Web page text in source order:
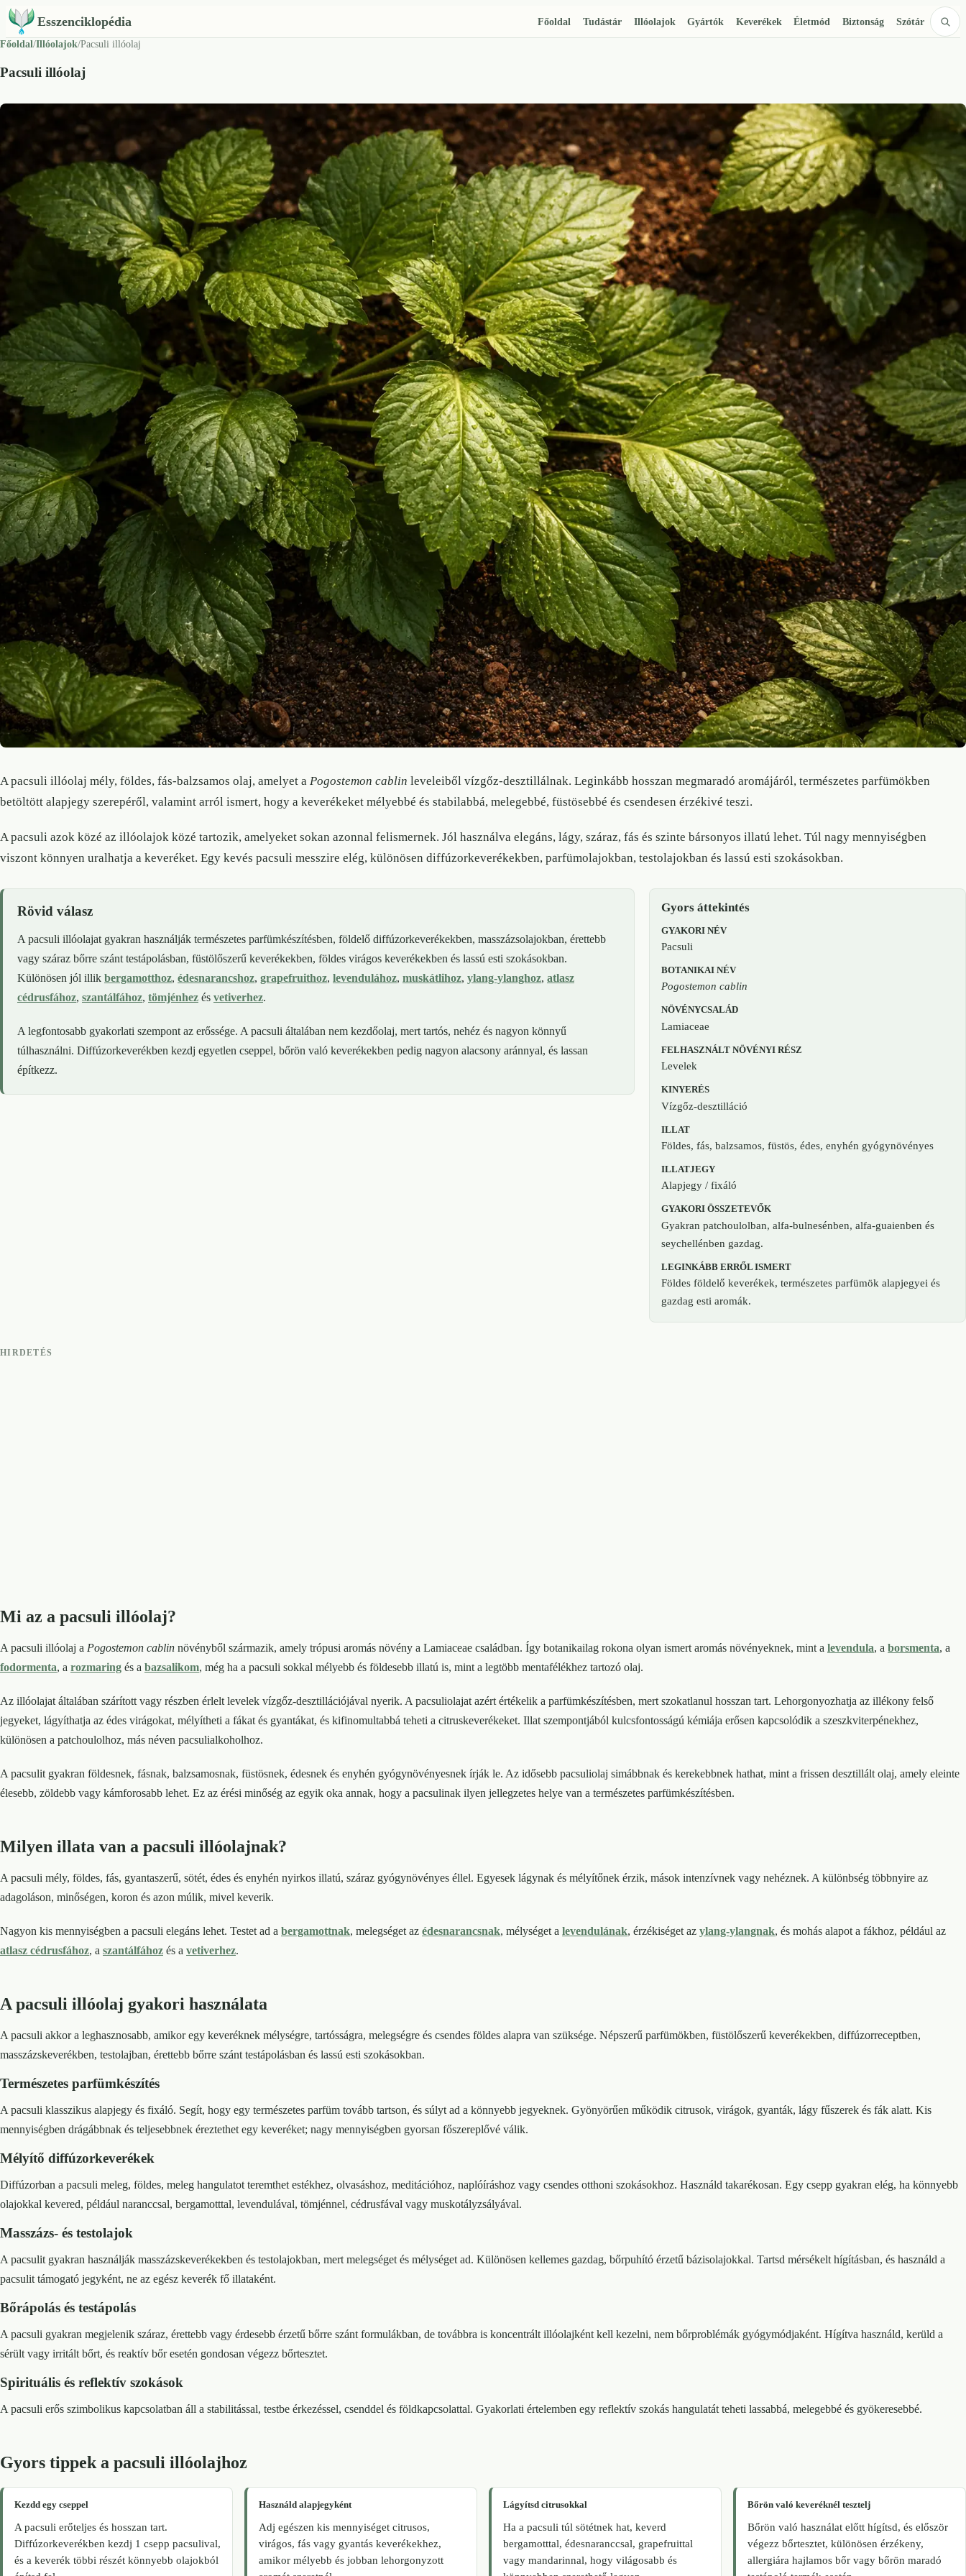
Esszenciklopédia Főoldal Tudástár Illóolajok Gyártók Keverékek Életmód Biztonság
Szótár
Főoldal/Illóolajok/Pacsuli illóolaj
Pacsuli illóolaj
A pacsuli illóolaj mély, földes, fás-balzsamos olaj, amelyet a Pogostemon cablin leveleiből vízgőz-desztillálnak. Leginkább hosszan megmaradó aromájáról, természetes parfümökben
betöltött alapjegy szerepéről, valamint arról ismert, hogy a keverékeket mélyebbé és stabilabbá, melegebbé, füstösebbé és csendesen érzékivé teszi.
A pacsuli azok közé az illóolajok közé tartozik, amelyeket sokan azonnal felismernek. Jól használva elegáns, lágy, száraz, fás és szinte bársonyos illatú lehet. Túl nagy mennyiségben
viszont könnyen uralhatja a keveréket. Egy kevés pacsuli messzire elég, különösen diffúzorkeverékekben, parfümolajokban, testolajokban és lassú esti szokásokban.
Rövid válasz
A pacsuli illóolajat gyakran használják természetes parfümkészítésben, földelő diffúzorkeverékekben, masszázsolajokban, érettebb
vagy száraz bőrre szánt testápolásban, füstölőszerű keverékekben, földes virágos keverékekben és lassú esti szokásokban.
Különösen jól illik bergamotthoz, édesnarancshoz, grapefruithoz, levendulához, muskátlihoz, ylang-ylanghoz, atlasz
cédrusfához, szantálfához, tömjénhez és vetiverhez.
A legfontosabb gyakorlati szempont az erőssége. A pacsuli általában nem kezdőolaj, mert tartós, nehéz és nagyon könnyű
túlhasználni. Diffúzorkeverékben kezdj egyetlen cseppel, bőrön való keverékekben pedig nagyon alacsony aránnyal, és lassan
építkezz.
Gyors áttekintés
GYAKORI NÉV
Pacsuli
BOTANIKAI NÉV
Pogostemon cablin
NÖVÉNYCSALÁD
Lamiaceae
FELHASZNÁLT NÖVÉNYI RÉSZ
Levelek
KINYERÉS
Vízgőz-desztilláció
ILLAT
Földes, fás, balzsamos, füstös, édes, enyhén gyógynövényes
ILLATJEGY
Alapjegy / fixáló
GYAKORI ÖSSZETEVŐK
Gyakran patchoulolban, alfa-bulnesénben, alfa-guaienben és
seychellénben gazdag.
LEGINKÁBB ERRŐL ISMERT
Földes földelő keverékek, természetes parfümök alapjegyei és
gazdag esti aromák.
HIRDETÉS
Mi az a pacsuli illóolaj?
A pacsuli illóolaj a Pogostemon cablin növényből származik, amely trópusi aromás növény a Lamiaceae családban. Így botanikailag rokona olyan ismert aromás növényeknek, mint a levendula, a borsmenta, a
fodormenta, a rozmaring és a bazsalikom, még ha a pacsuli sokkal mélyebb és földesebb illatú is, mint a legtöbb mentafélékhez tartozó olaj.
Az illóolajat általában szárított vagy részben érlelt levelek vízgőz-desztillációjával nyerik. A pacsuliolajat azért értékelik a parfümkészítésben, mert szokatlanul hosszan tart. Lehorgonyozhatja az illékony felső
jegyeket, lágyíthatja az édes virágokat, mélyítheti a fákat és gyantákat, és kifinomultabbá teheti a citruskeverékeket. Illat szempontjából kulcsfontosságú kémiája erősen kapcsolódik a szeszkviterpénekhez,
különösen a patchoulolhoz, más néven pacsulialkoholhoz.
A pacsulit gyakran földesnek, fásnak, balzsamosnak, füstösnek, édesnek és enyhén gyógynövényesnek írják le. Az idősebb pacsuliolaj simábbnak és kerekebbnek hathat, mint a frissen desztillált olaj, amely eleinte
élesebb, zöldebb vagy kámforosabb lehet. Ez az érési minőség az egyik oka annak, hogy a pacsulinak ilyen jellegzetes helye van a természetes parfümkészítésben.
Milyen illata van a pacsuli illóolajnak?
A pacsuli mély, földes, fás, gyantaszerű, sötét, édes és enyhén nyirkos illatú, száraz gyógynövényes éllel. Egyesek lágynak és mélyítőnek érzik, mások intenzívnek vagy nehéznek. A különbség többnyire az
adagoláson, minőségen, koron és azon múlik, mivel keverik.
Nagyon kis mennyiségben a pacsuli elegáns lehet. Testet ad a bergamottnak, melegséget az édesnarancsnak, mélységet a levendulának, érzékiséget az ylang-ylangnak, és mohás alapot a fákhoz, például az
atlasz cédrusfához, a szantálfához és a vetiverhez.
A pacsuli illóolaj gyakori használata
A pacsuli akkor a leghasznosabb, amikor egy keveréknek mélységre, tartósságra, melegségre és csendes földes alapra van szüksége. Népszerű parfümökben, füstölőszerű keverékekben, diffúzorreceptben,
masszázskeverékben, testolajban, érettebb bőrre szánt testápolásban és lassú esti szokásokban.
Természetes parfümkészítés
A pacsuli klasszikus alapjegy és fixáló. Segít, hogy egy természetes parfüm tovább tartson, és súlyt ad a könnyebb jegyeknek. Gyönyörűen működik citrusok, virágok, gyanták, lágy fűszerek és fák alatt. Kis
mennyiségben drágábbnak és teljesebbnek éreztethet egy keveréket; nagy mennyiségben gyorsan főszereplővé válik.
Mélyítő diffúzorkeverékek
Diffúzorban a pacsuli meleg, földes, meleg hangulatot teremthet estékhez, olvasáshoz, meditációhoz, naplóíráshoz vagy csendes otthoni szokásokhoz. Használd takarékosan. Egy csepp gyakran elég, ha könnyebb
olajokkal kevered, például naranccsal, bergamotttal, levendulával, tömjénnel, cédrusfával vagy muskotályzsályával.
Masszázs- és testolajok
A pacsulit gyakran használják masszázskeverékekben és testolajokban, mert melegséget és mélységet ad. Különösen kellemes gazdag, bőrpuhító érzetű bázisolajokkal. Tartsd mérsékelt hígításban, és használd a
pacsulit támogató jegyként, ne az egész keverék fő illataként.
Bőrápolás és testápolás
A pacsuli gyakran megjelenik száraz, érettebb vagy érdesebb érzetű bőrre szánt formulákban, de továbbra is koncentrált illóolajként kell kezelni, nem bőrproblémák gyógymódjaként. Hígítva használd, kerüld a
sérült vagy irritált bőrt, és reaktív bőr esetén gondosan végezz bőrtesztet.
Spirituális és reflektív szokások
A pacsuli erős szimbolikus kapcsolatban áll a stabilitással, testbe érkezéssel, csenddel és földkapcsolattal. Gyakorlati értelemben egy reflektív szokás hangulatát teheti lassabbá, melegebbé és gyökeresebbé.
Gyors tippek a pacsuli illóolajhoz
Kezdd egy cseppel
A pacsuli erőteljes és hosszan tart.
Diffúzorkeverékben kezdj 1 csepp pacsulival,
és a keverék többi részét könnyebb olajokból
Használd alapjegyként
Adj egészen kis mennyiséget citrusos,
virágos, fás vagy gyantás keverékekhez,
amikor mélyebb és jobban lehorgonyzott
Lágyítsd citrusokkal
Ha a pacsuli túl sötétnek hat, keverd
bergamotttal, édesnaranccsal, grapefruittal
vagy mandarinnal, hogy világosabb és
Bőrön való keveréknél tesztelj
Bőrön való használat előtt hígítsd, és először
végezz bőrtesztet, különösen érzékeny,
allergiára hajlamos bőr vagy bőrön maradó